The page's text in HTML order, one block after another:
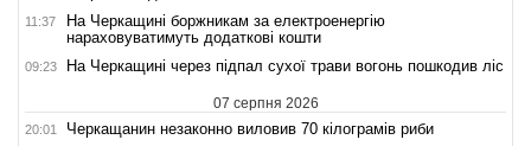
11:37
На Черкащині боржникам за електроенергію
нараховуватимуть додаткові кошти
09:23 На Черкащині через підпал сухої трави вогонь пошкодив ліс
07 серпня 2026
20:01 Черкащанин незаконно виловив 70 кілограмів риби